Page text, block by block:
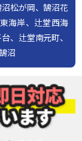
松が岡、鵠沼花
海岸、辻堂西海
、辻堂南元町、
沼